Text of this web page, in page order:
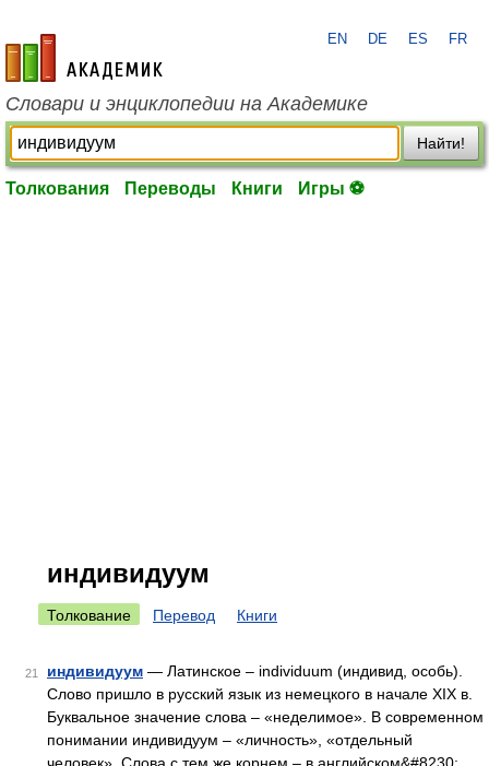
academic.ru
EN DE ES FR
Словари и энциклопедии на Академике
Найти!
Толкования Переводы Книги Игры ⚽
индивидуум
Толкование Перевод Книги
21 индивидуум — Латинское – individuum (индивид, особь).
Слово пришло в русский язык из немецкого в начале XIX в.
Буквальное значение слова – «неделимое». В современном
понимании индивидуум – «личность», «отдельный